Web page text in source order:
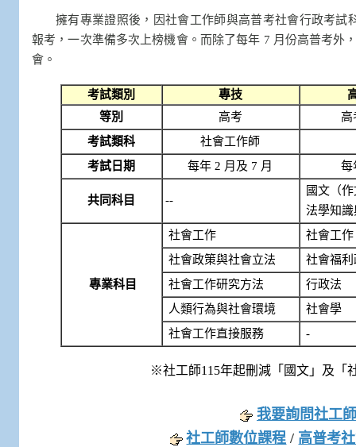
擁有專業證照後，因社會工作師與高普考社會行政考試
報考，一次準備多次上榜機會。而除了每年 7 月份高普考外
會。
考試類別 專技
等別
高考
高
考試類科
社會工作師
考試日期
每年 2 月及 7 月 每
共同科目 --
國文（
法學知
專業科目
社會工作
社會工作
社會政策與社會立法
社會福
社會工作研究方法
行政法
人類行為與社會環境
社會學
社會工作直接服務
-
※社工師115年起刪減「國文」及「
我要詢問社工
社工師數位課程 / 高普考